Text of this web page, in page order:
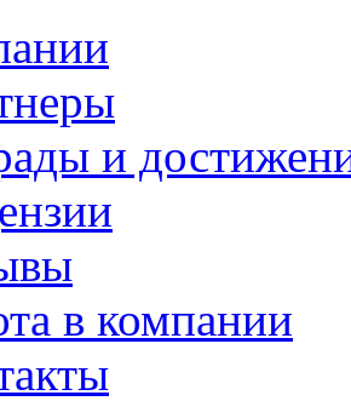
и
в компании